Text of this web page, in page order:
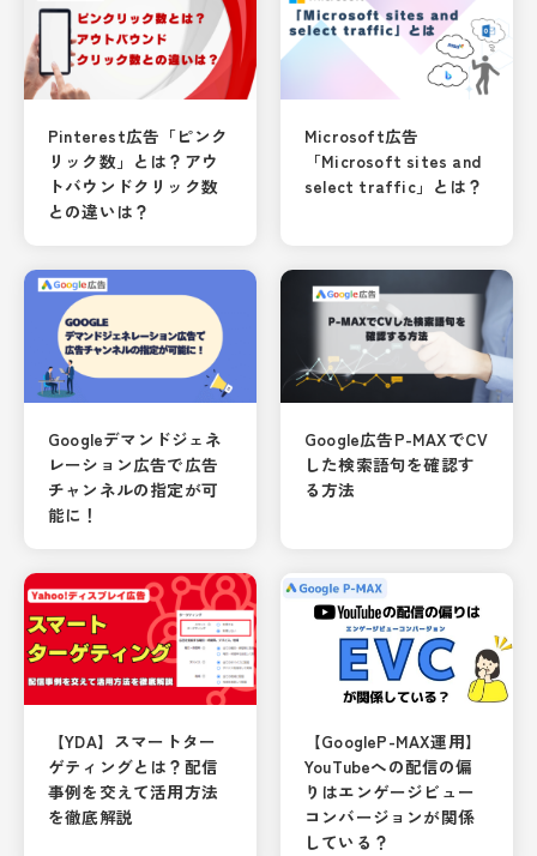
Pinterest広告「ピンク
リック数」とは？アウ
トバウンドクリック数
との違いは？
Microsoft広告
「Microsoft sites and
select traffic」とは？
Googleデマンドジェネ
レーション広告で広告
チャンネルの指定が可
能に！
Google広告P-MAXでCV
した検索語句を確認す
る方法
【YDA】スマートター
ゲティングとは？配信
事例を交えて活用方法
を徹底解説
【GoogleP-MAX運用】
YouTubeへの配信の偏
りはエンゲージビュー
コンバージョンが関係
している？